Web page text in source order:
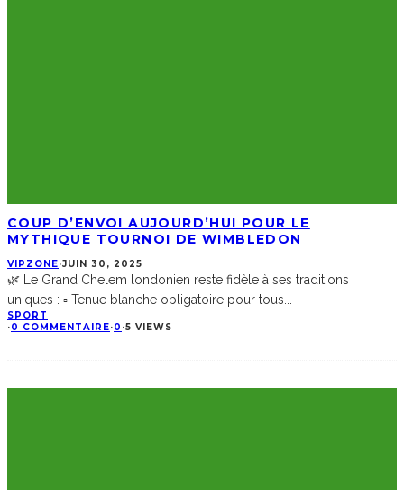
COUP D’ENVOI AUJOURD’HUI POUR LE
MYTHIQUE TOURNOI DE WIMBLEDON
VIPZONE·JUIN 30, 2025
🌿 Le Grand Chelem londonien reste fidèle à ses traditions
uniques : ▫️ Tenue blanche obligatoire pour tous
SPORT
·0 COMMENTAIRE·0 ·5 VIEWS